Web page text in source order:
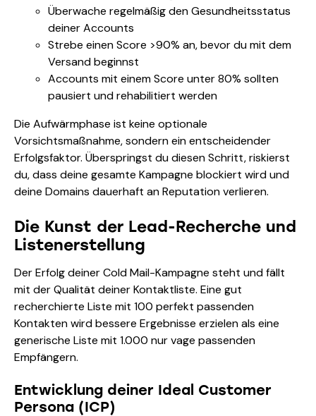
Überwache regelmäßig den Gesundheitsstatus
deiner Accounts
Strebe einen Score >90% an, bevor du mit dem
Versand beginnst
Accounts mit einem Score unter 80% sollten
pausiert und rehabilitiert werden
Die Aufwärmphase ist keine optionale
Vorsichtsmaßnahme, sondern ein entscheidender
Erfolgsfaktor. Überspringst du diesen Schritt, riskierst
du, dass deine gesamte Kampagne blockiert wird und
deine Domains dauerhaft an Reputation verlieren.
Die Kunst der Lead-Recherche und
Listenerstellung
Der Erfolg deiner Cold Mail-Kampagne steht und fällt
mit der Qualität deiner Kontaktliste. Eine gut
recherchierte Liste mit 100 perfekt passenden
Kontakten wird bessere Ergebnisse erzielen als eine
generische Liste mit 1.000 nur vage passenden
Empfängern.
Entwicklung deiner Ideal Customer
Persona (ICP)